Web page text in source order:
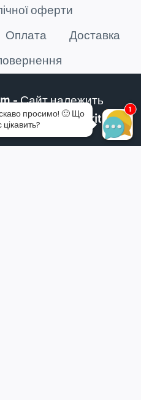
оферти
Оплата
Доставка
- Сайт належить
Herbalife Nutrition
1
просимо!🙂 Що
цікавить?